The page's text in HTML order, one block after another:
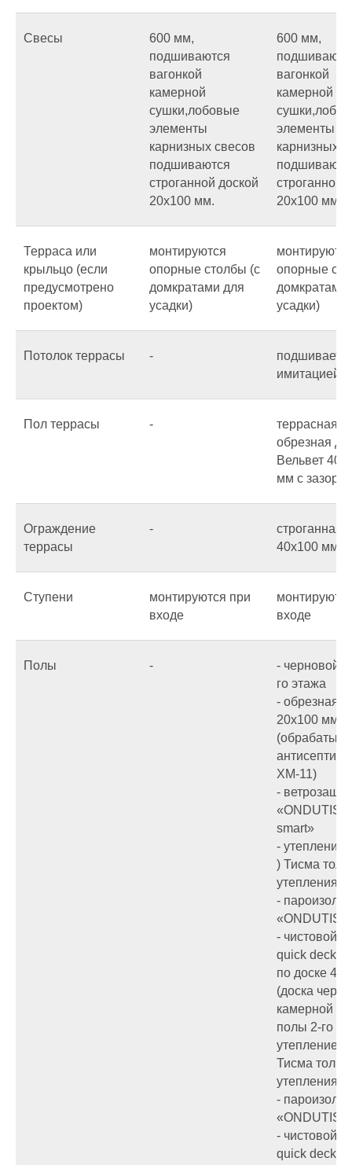
Свесы
600 мм,
подшиваются
вагонкой
камерной
сушки,лобовые
элементы
карнизных свесов
подшиваются
строганной доской
20х100 мм.
600 мм,
вагонкой
камерной
элементы
карнизных
строганной
20х100 мм.
Терраса или
крыльцо (если
предусмотрено
проектом)
монтируются
опорные столбы (с
домкратами для
усадки)
опорные
домкратами
усадки)
Потолок террасы -
имитацией
Пол террасы -
террасная
обрезная
Вельвет
мм с
Ограждение
террасы
-
строганная
40х100 мм
Ступени
монтируются при
входе
входе
Полы -
- черновой
го этажа
- обрезная
20х100 мм.
ХМ-11)
-
«ONDUTIS
smart»
- утепление
) Тисма
утепления
-
«ONDUTIS
- чистовой
quick deck
по доске
(доска
камерной
полы 2-го
утепление
Тисма
утепления
-
«ONDUTIS
- чистовой
quick deck